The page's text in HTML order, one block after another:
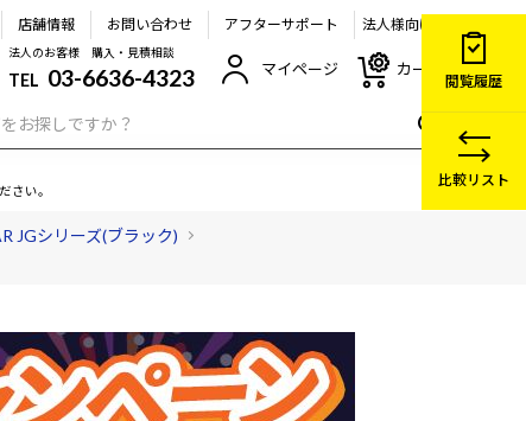
店舗情報 お問い合わせ アフターサポート 法人様向け
法人のお客様 購入・見積相談
TEL 03-6636-4323 マイページ カート
さい。
JGシリーズ(ブラック)
閲覧履歴
比較リスト